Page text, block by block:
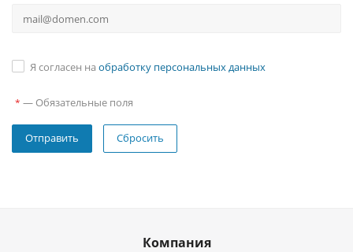
Я согласен на обработку персональных данных
* — Обязательные поля
Сбросить
Компания